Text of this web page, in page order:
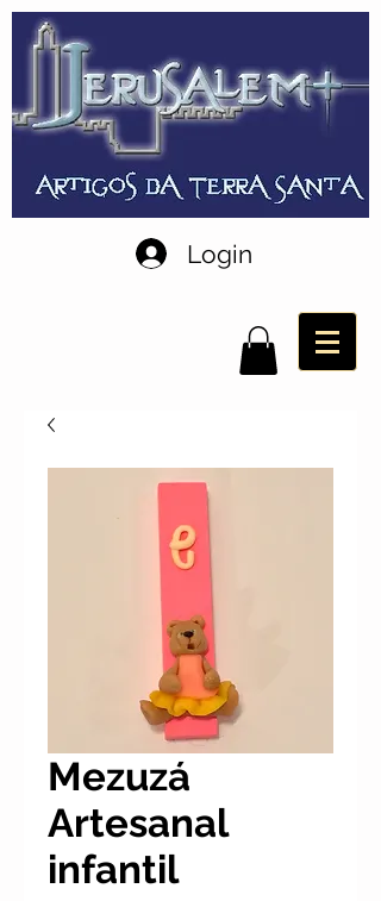
Login
Mezuzá
Artesanal
infantil